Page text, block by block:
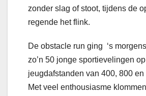
zonder slag of stoot, tijdens de
regende het flink.
De obstacle run ging ‘s
zo’n 50 jonge sportievelingen
jeugdafstanden van 400, 800 en
Met veel enthousiasme